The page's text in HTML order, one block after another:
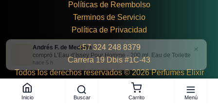
Políticas de Reembolso
Terminos de Servicio
Política de Privacidad
+57 324 248 8379
Carrera 19 Dbis #1C-43
Todos los derechos reservados © 2026 Perfumes Elixir
Inicio Buscar Carrito Menú
Andrés F. de Medellín
compró L’Eau d’Issey Pour Homme - 200 ml, Eau de Toilette
hace 5 h
×